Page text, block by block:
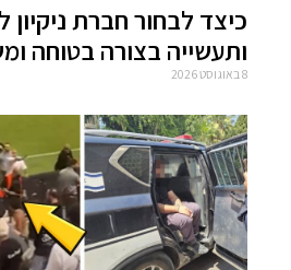
כיצד לבחור חברת ניקיון
ותעשייה בצורה בטוחה
8 באוגוסט 2026